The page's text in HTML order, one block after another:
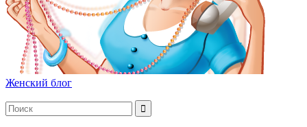
Женский блог